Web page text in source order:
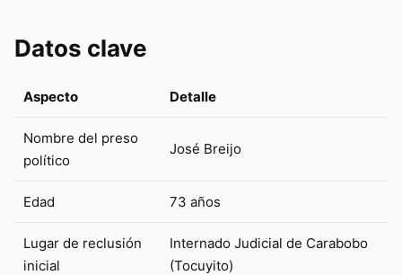
Datos clave
Aspecto Detalle
Nombre del preso
político
José Breijo
Edad 73 años
Lugar de reclusión
inicial
Internado Judicial de Carabobo
(Tocuyito)